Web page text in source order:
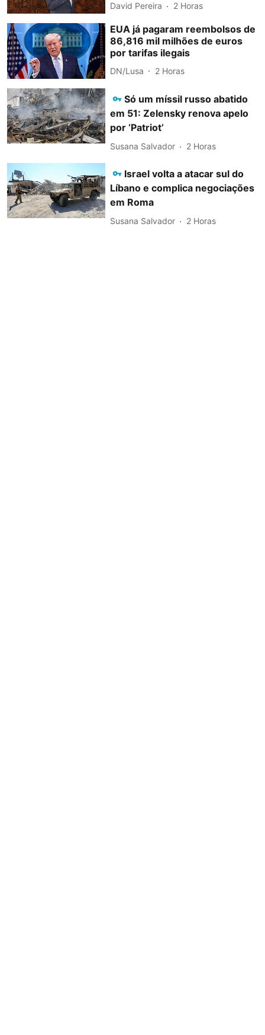
David Pereira 2 Horas
EUA já pagaram reembolsos de
86,816 mil milhões de euros
por tarifas ilegais
DN/Lusa 2 Horas
Só um míssil russo abatido
em 51: Zelensky renova apelo
por ‘Patriot’
Susana Salvador 2 Horas
Israel volta a atacar sul do
Líbano e complica negociações
em Roma
Susana Salvador 2 Horas